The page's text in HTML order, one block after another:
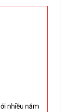
nhiều năm